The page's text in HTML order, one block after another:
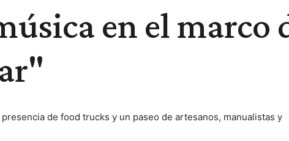
en el marco
de food trucks y un paseo de artesanos, manualistas y